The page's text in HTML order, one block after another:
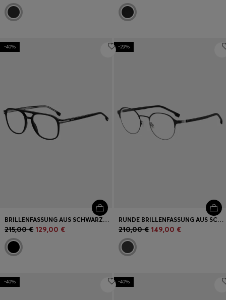
-40%
BRILLENFASSUNG AUS SCHWARZEM ACETAT MIT SILBERFARBENEN DETAILS
215,00 € 129,00 €
-29%
RUNDE BRILLENFASSUNG AUS SCHWARZEM EDELSTAHL MIT GESTREIFTEN SCHARNIEREN
210,00 € 149,00 €
-40% -40%